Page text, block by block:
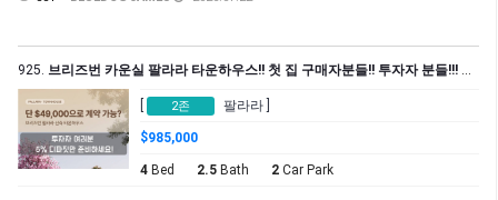
925. 브리즈번 카운실 팔라라 타운하우스!! 첫 집 구매자분들!! 투자자 분들!!! 단 4만 9천불 5% 디파짓으로 구매 가능합니다
2존 팔라라 ]
$985,000
4 Bed 2.5 Bath 2 Car Park